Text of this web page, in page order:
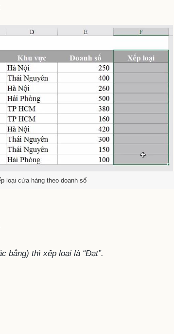
loại cửa hàng theo doanh số
bằng) thì xếp loại là “Đạt”.